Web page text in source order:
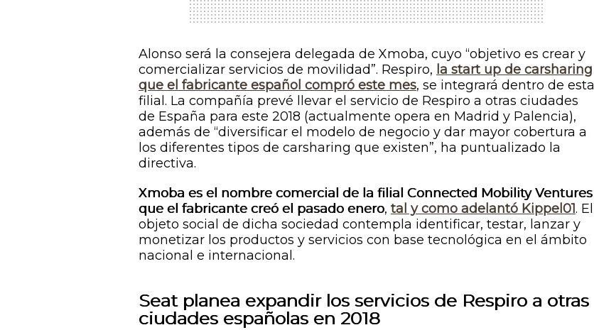
Alonso será la consejera delegada de Xmoba, cuyo “objetivo es crear y
comercializar servicios de movilidad”. Respiro, la start up de carsharing
que el fabricante español compró este mes, se integrará dentro de esta
filial. La compañía prevé llevar el servicio de Respiro a otras ciudades
de España para este 2018 (actualmente opera en Madrid y Palencia),
además de “diversificar el modelo de negocio y dar mayor cobertura a
los diferentes tipos de carsharing que existen”, ha puntualizado la
directiva.
Xmoba es el nombre comercial de la filial Connected Mobility Ventures
que el fabricante creó el pasado enero, tal y como adelantó Kippel01. El
objeto social de dicha sociedad contempla identificar, testar, lanzar y
monetizar los productos y servicios con base tecnológica en el ámbito
nacional e internacional.
Seat planea expandir los servicios de Respiro a otras
ciudades españolas en 2018